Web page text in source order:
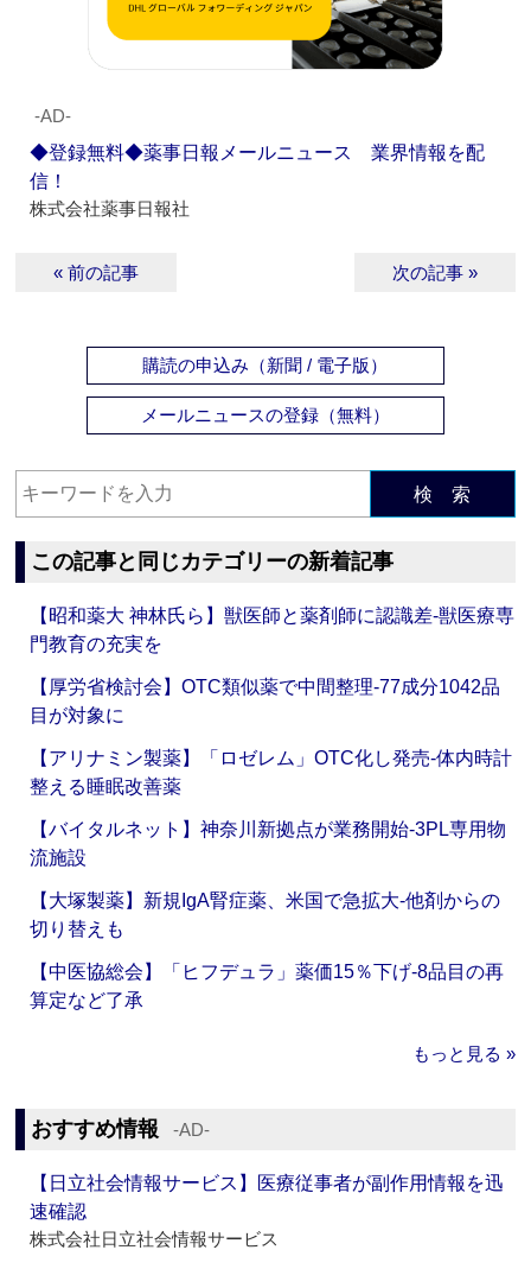
‐AD‐
◆登録無料◆薬事日報メールニュース 業界情報を配
信！
株式会社薬事日報社
« 前の記事 次の記事 »
購読の申込み（新聞 / 電子版）
メールニュースの登録（無料）
検 索
この記事と同じカテゴリーの新着記事
【昭和薬大 神林氏ら】獣医師と薬剤師に認識差‐獣医療専
門教育の充実を
【厚労省検討会】OTC類似薬で中間整理‐77成分1042品
目が対象に
【アリナミン製薬】「ロゼレム」OTC化し発売‐体内時計
整える睡眠改善薬
【バイタルネット】神奈川新拠点が業務開始‐3PL専用物
流施設
【大塚製薬】新規IgA腎症薬、米国で急拡大‐他剤からの
切り替えも
【中医協総会】「ヒフデュラ」薬価15％下げ‐8品目の再
算定など了承
もっと見る »
おすすめ情報 ‐AD‐
【日立社会情報サービス】医療従事者が副作用情報を迅
速確認
株式会社日立社会情報サービス